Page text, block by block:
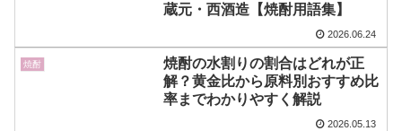
蔵元・西酒造【焼酎用語集】
2026.06.24
焼酎
焼酎の水割りの割合はどれが正
解？黄金比から原料別おすすめ比
率までわかりやすく解説
2026.05.13